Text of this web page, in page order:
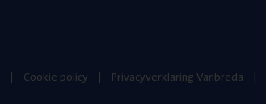
Cookie policy Privacyverklaring Vanbreda